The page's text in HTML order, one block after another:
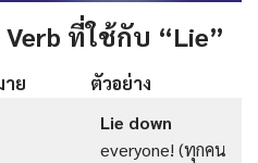
Verb ที่ใช้กับ “Lie”
ย
ตัวอย่าง
Lie down
everyone! (ทุกคน